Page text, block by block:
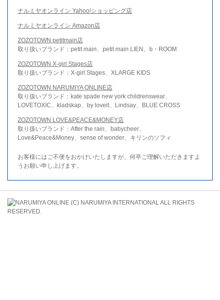
ナルミヤオンライン Yahoo!ショッピング店
ナルミヤオンライン Amazon店
ZOZOTOWN petitmain店
取り扱いブランド：petit main、petit main LIEN、b・ROOM
ZOZOTOWN X-girl Stages店
取り扱いブランド：X-girl Stages、XLARGE KIDS
ZOZOTOWN NARUMIYA ONLINE店
取り扱いブランド：kate spade new york childrenswear、
LOVETOXIC、kladskap、by loveit、Lindsay、BLUE CROSS
ZOZOTOWN LOVE&PEACE&MONEY店
取り扱いブランド：After the rain、babycheer、
Love&Peace&Money、sense of wonder、キリンのソフィ
お客様にはご不便をおかけいたしますが、何卒ご理解いただきますよ
うお願い申し上げます。